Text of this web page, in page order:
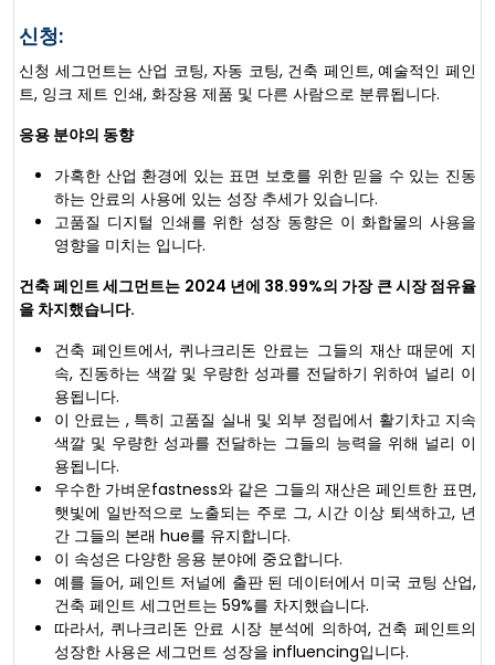
신청:
신청 세그먼트는 산업 코팅, 자동 코팅, 건축 페인트, 예술적인 페인
트, 잉크 제트 인쇄, 화장용 제품 및 다른 사람으로 분류됩니다.
응용 분야의 동향
가혹한 산업 환경에 있는 표면 보호를 위한 믿을 수 있는 진동
하는 안료의 사용에 있는 성장 추세가 있습니다.
고품질 디지털 인쇄를 위한 성장 동향은 이 화합물의 사용을
영향을 미치는 입니다.
건축 페인트 세그먼트는 2024 년에 38.99%의 가장 큰 시장 점유율
을 차지했습니다.
건축 페인트에서, 퀴나크리돈 안료는 그들의 재산 때문에 지
속, 진동하는 색깔 및 우량한 성과를 전달하기 위하여 널리 이
용됩니다.
이 안료는 , 특히 고품질 실내 및 외부 정립에서 활기차고 지속
색깔 및 우량한 성과를 전달하는 그들의 능력을 위해 널리 이
용됩니다.
우수한 가벼운fastness와 같은 그들의 재산은 페인트한 표면,
햇빛에 일반적으로 노출되는 주로 그, 시간 이상 퇴색하고, 년
간 그들의 본래 hue를 유지합니다.
이 속성은 다양한 응용 분야에 중요합니다.
예를 들어, 페인트 저널에 출판 된 데이터에서 미국 코팅 산업,
건축 페인트 세그먼트는 59%를 차지했습니다.
따라서, 퀴나크리돈 안료 시장 분석에 의하여, 건축 페인트의
성장한 사용은 세그먼트 성장을 influencing입니다.